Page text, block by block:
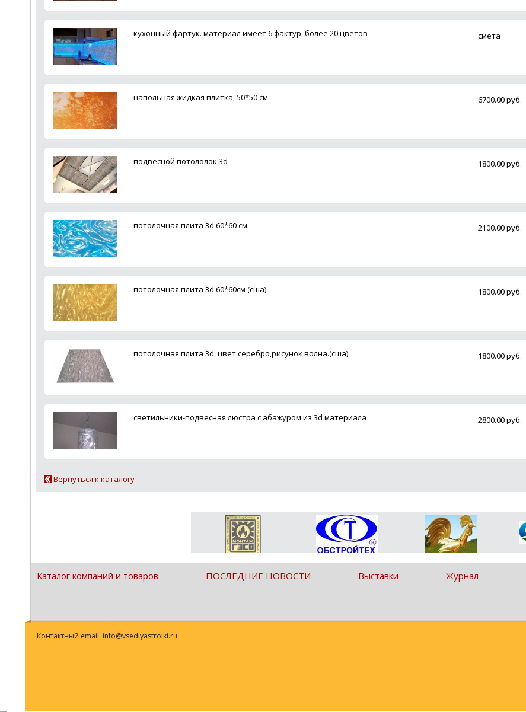
кухонный фартук. материал имеет 6 фактур, более 20 цветов смета
напольная жидкая плитка, 50*50 см 6700.00 руб.
подвесной потололок 3d 1800.00 руб.
потолочная плита 3d 60*60 см 2100.00 руб.
потолочная плита 3d 60*60см (сша) 1800.00 руб.
потолочная плита 3d, цвет серебро,рисунок волна.(сша) 1800.00 руб.
светильники-подвесная люстра с абажуром из 3d материала 2800.00 руб.
Вернуться к каталогу
Каталог компаний и товаров ПОСЛЕДНИЕ НОВОСТИ Выставки Журнал
Контактный email: info@vsedlyastroiki.ru